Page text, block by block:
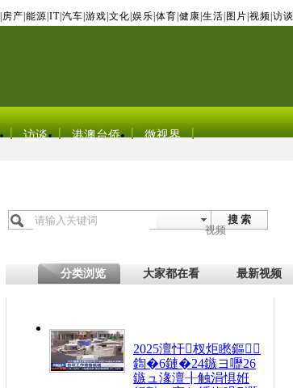
房产 能源 IT| 汽车 游戏 文化 娱乐 体育 健康 生活 图片 视频 访谈
访谈 港澳台侨 微视界
搜 索
视频
分类浏览 大家都在看 最新视频
2025澶忓杈炬矁鏂
鍧�6鏈�24鏃ヨ嚦26
鏃ュ湪澶╂触涓惧姙